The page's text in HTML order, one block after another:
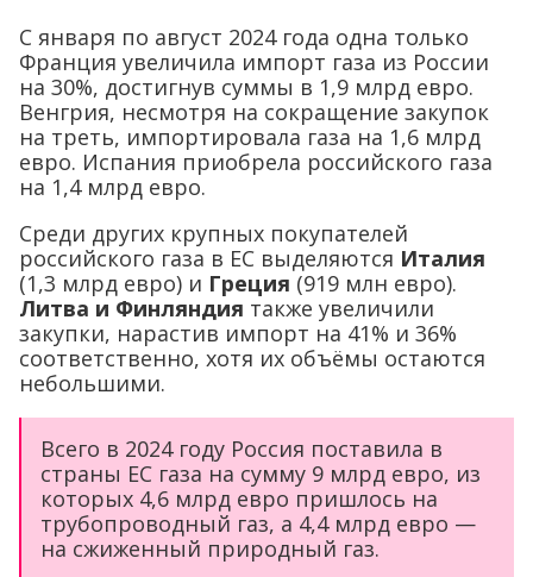
С января по август 2024 года одна только
Франция увеличила импорт газа из России
на 30%, достигнув суммы в 1,9 млрд евро.
Венгрия, несмотря на сокращение закупок
на треть, импортировала газа на 1,6 млрд
евро. Испания приобрела российского газа
на 1,4 млрд евро.
Среди других крупных покупателей
российского газа в ЕС выделяются Италия
(1,3 млрд евро) и Греция (919 млн евро).
Литва и Финляндия также увеличили
закупки, нарастив импорт на 41% и 36%
соответственно, хотя их объёмы остаются
небольшими.
Всего в 2024 году Россия поставила в
страны ЕС газа на сумму 9 млрд евро, из
которых 4,6 млрд евро пришлось на
трубопроводный газ, а 4,4 млрд евро —
на сжиженный природный газ.